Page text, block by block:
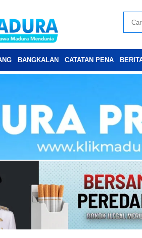
BANGKALAN CATATAN PENA